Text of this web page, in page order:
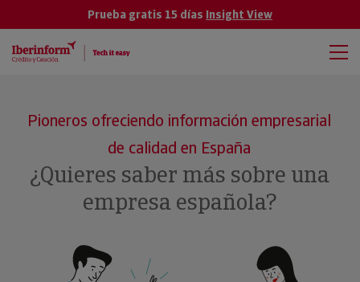
Prueba gratis 15 días Insight View
Pioneros ofreciendo información empresarial
de calidad en España
¿Quieres saber más sobre una
empresa española?